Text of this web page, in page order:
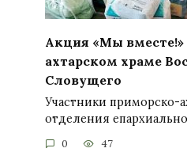
Акция «Мы
ахтарском храме
Словущего
Участники приморско-
отделения
0 47